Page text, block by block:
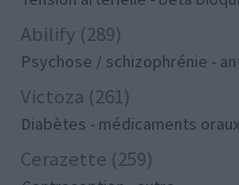
Abilify (289)
Psychose / schizophrénie -
Victoza (261)
Diabètes - médicaments oraux
Cerazette (259)